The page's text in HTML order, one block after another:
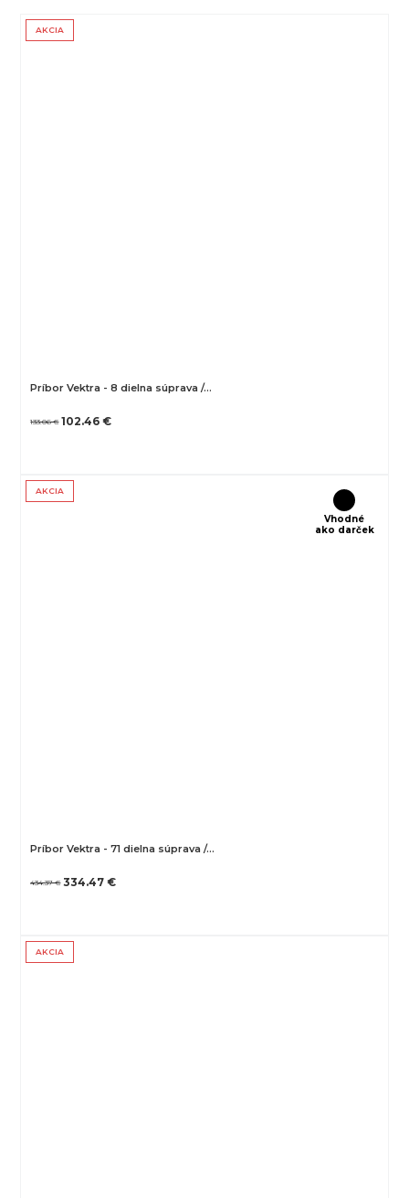
AKCIA
Príbor Vektra - 8 dielna súprava /…
133.06 € 102.46 €
AKCIA
Vhodné
ako darček
Príbor Vektra - 71 dielna súprava /…
434.37 € 334.47 €
AKCIA